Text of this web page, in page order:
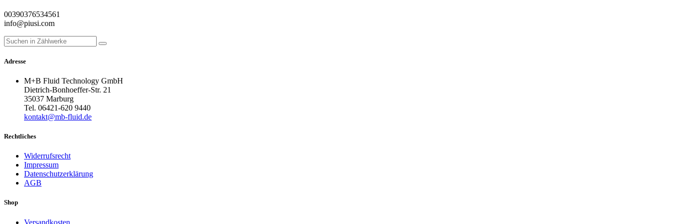
00390376534561
info@piusi.com
Adresse
M+B Fluid Technology GmbH
Dietrich-Bonhoeffer-Str. 21
35037 Marburg
Tel. 06421-620 9440
kontakt@mb-fluid.de
Rechtliches
Widerrufsrecht
Impressum
Datenschutzerklärung
AGB
Shop
Versandkosten